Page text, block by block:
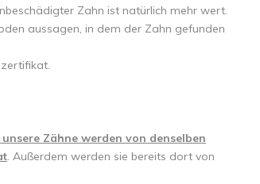
Zahn ist natürlich mehr wert.
aussagen, in dem der Zahn gefunden
unsere Zähne werden von denselben
. Außerdem werden sie bereits dort von